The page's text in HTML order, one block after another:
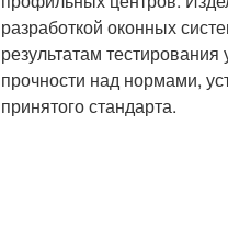
разработкой оконных
результатам
прочности над нормами,
принятого стандарта.